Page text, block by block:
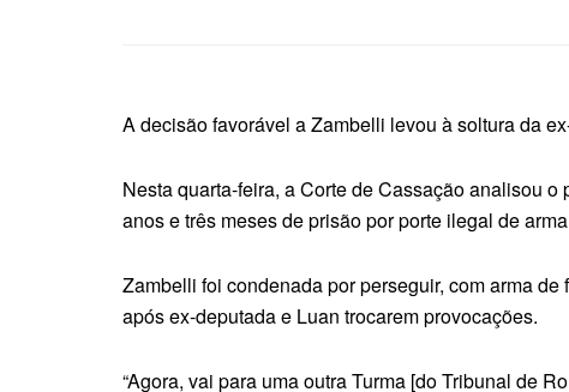
A decisão favorável a Zambelli levou à soltura da
Nesta quarta-feira, a Corte de Cassação analisou
anos e três meses de prisão por porte ilegal de
Zambelli foi condenada por perseguir, com arma
após ex-deputada e Luan trocarem provocações.
“Agora, vai para uma outra Turma [do Tribunal de